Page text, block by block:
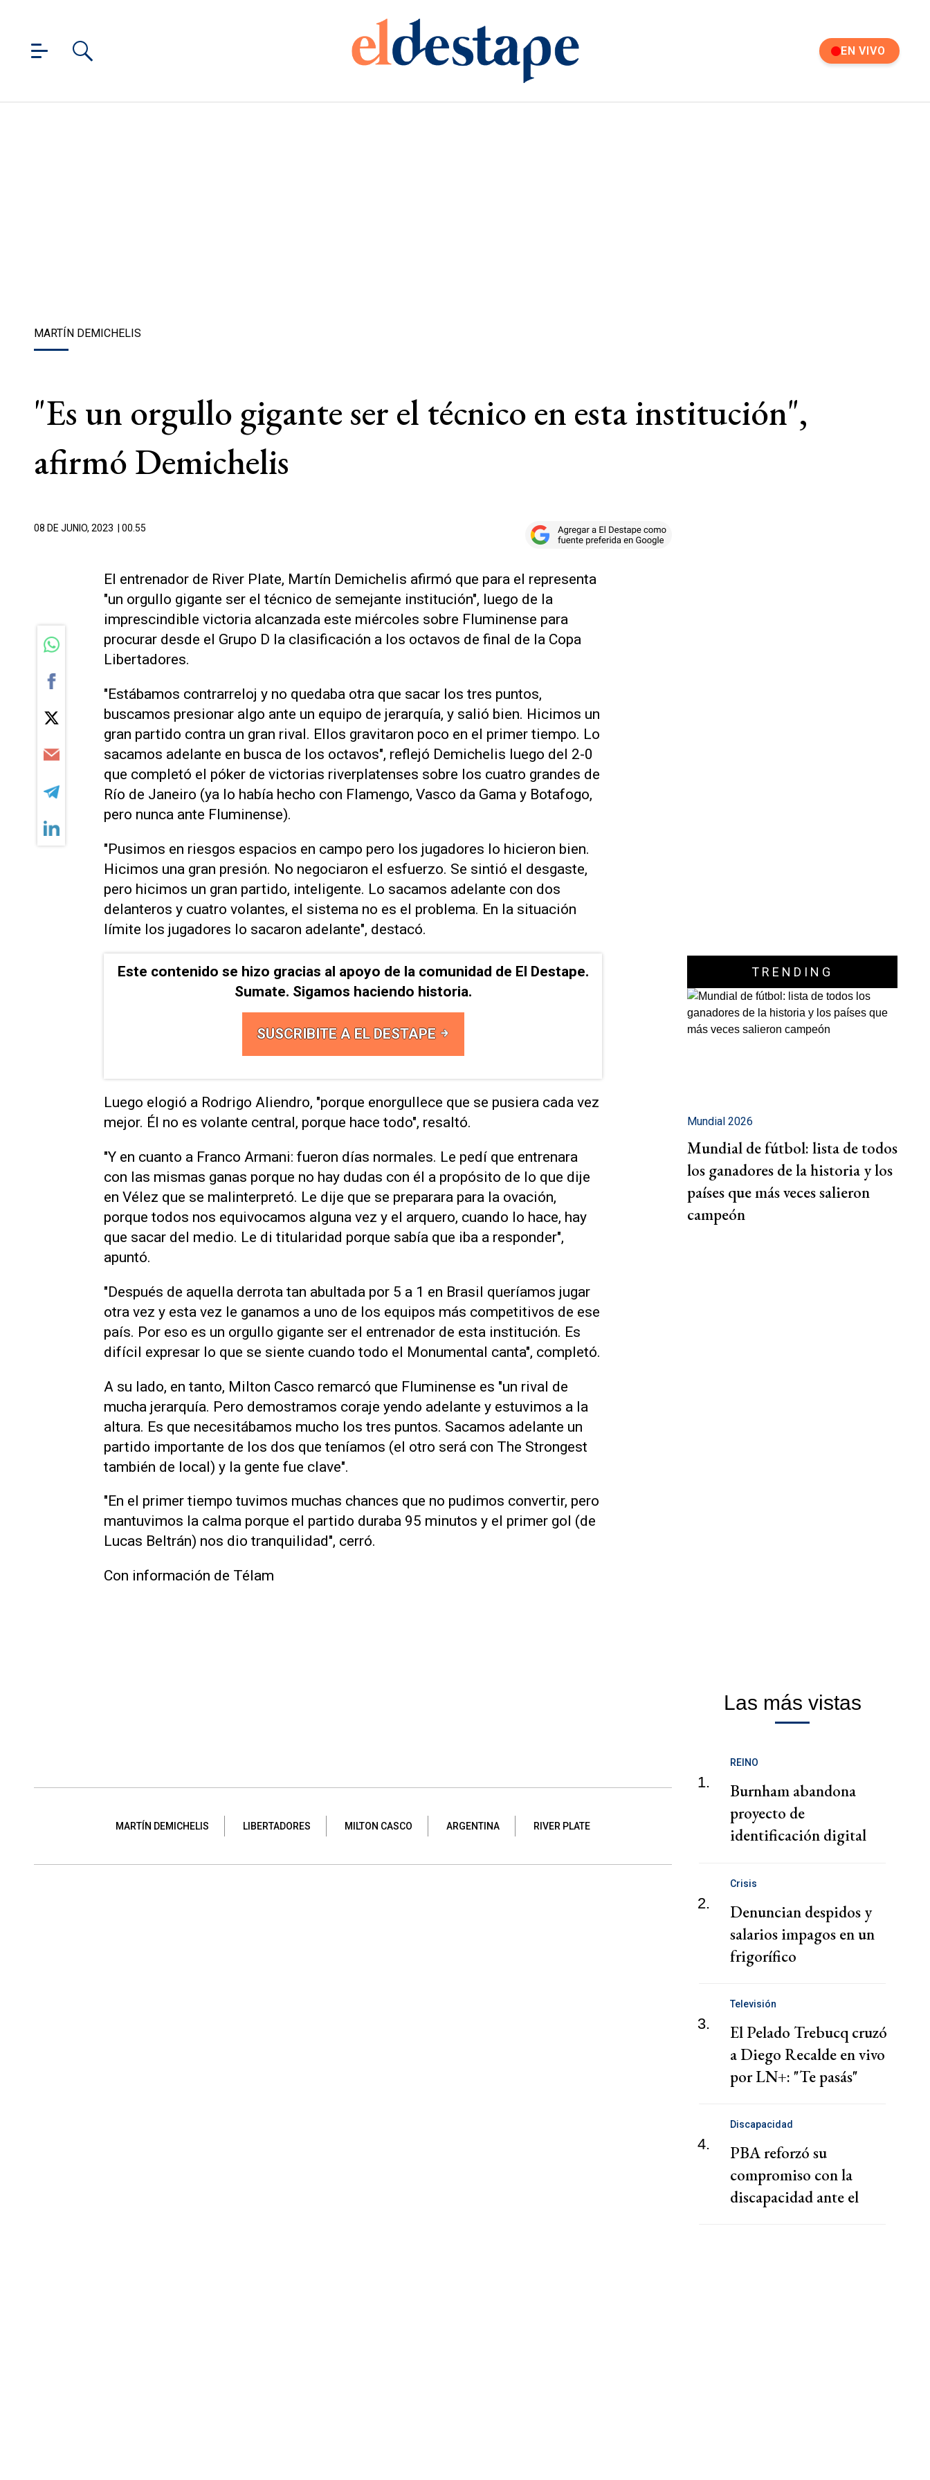
EN VIVO
MARTÍN DEMICHELIS
"Es un orgullo gigante ser el técnico en esta institución",
afirmó Demichelis
08 DE JUNIO, 2023 | 00.55
El entrenador de River Plate, Martín Demichelis afirmó que para el representa
"un orgullo gigante ser el técnico de semejante institución", luego de la
imprescindible victoria alcanzada este miércoles sobre Fluminense para
procurar desde el Grupo D la clasificación a los octavos de final de la Copa
Libertadores.
"Estábamos contrarreloj y no quedaba otra que sacar los tres puntos,
buscamos presionar algo ante un equipo de jerarquía, y salió bien. Hicimos un
gran partido contra un gran rival. Ellos gravitaron poco en el primer tiempo. Lo
sacamos adelante en busca de los octavos", reflejó Demichelis luego del 2-0
que completó el póker de victorias riverplatenses sobre los cuatro grandes de
Río de Janeiro (ya lo había hecho con Flamengo, Vasco da Gama y Botafogo,
pero nunca ante Fluminense).
"Pusimos en riesgos espacios en campo pero los jugadores lo hicieron bien.
Hicimos una gran presión. No negociaron el esfuerzo. Se sintió el desgaste,
pero hicimos un gran partido, inteligente. Lo sacamos adelante con dos
delanteros y cuatro volantes, el sistema no es el problema. En la situación
límite los jugadores lo sacaron adelante", destacó.
Este contenido se hizo gracias al apoyo de la comunidad de El Destape.
Sumate. Sigamos haciendo historia.
SUSCRIBITE A EL DESTAPE
Luego elogió a Rodrigo Aliendro, "porque enorgullece que se pusiera cada vez
mejor. Él no es volante central, porque hace todo", resaltó.
"Y en cuanto a Franco Armani: fueron días normales. Le pedí que entrenara
con las mismas ganas porque no hay dudas con él a propósito de lo que dije
en Vélez que se malinterpretó. Le dije que se preparara para la ovación,
porque todos nos equivocamos alguna vez y el arquero, cuando lo hace, hay
que sacar del medio. Le di titularidad porque sabía que iba a responder",
apuntó.
"Después de aquella derrota tan abultada por 5 a 1 en Brasil queríamos jugar
otra vez y esta vez le ganamos a uno de los equipos más competitivos de ese
país. Por eso es un orgullo gigante ser el entrenador de esta institución. Es
difícil expresar lo que se siente cuando todo el Monumental canta", completó.
A su lado, en tanto, Milton Casco remarcó que Fluminense es "un rival de
mucha jerarquía. Pero demostramos coraje yendo adelante y estuvimos a la
altura. Es que necesitábamos mucho los tres puntos. Sacamos adelante un
partido importante de los dos que teníamos (el otro será con The Strongest
también de local) y la gente fue clave".
"En el primer tiempo tuvimos muchas chances que no pudimos convertir, pero
mantuvimos la calma porque el partido duraba 95 minutos y el primer gol (de
Lucas Beltrán) nos dio tranquilidad", cerró.
Con información de Télam
MARTÍN DEMICHELIS LIBERTADORES MILTON CASCO ARGENTINA RIVER PLATE
TRENDING
Mundial 2026
Mundial de fútbol: lista de todos
los ganadores de la historia y los
países que más veces salieron
campeón
Las más vistas
1.
REINO
Burnham abandona
proyecto de
identificación digital
costo de la vida: portavoz
2.
Crisis
Denuncian despidos y
salarios impagos en un
frigorífico
3.
Televisión
El Pelado Trebucq cruzó
a Diego Recalde en vivo
por LN+: "Te pasás"
4.
Discapacidad
PBA reforzó su
compromiso con la
discapacidad ante el